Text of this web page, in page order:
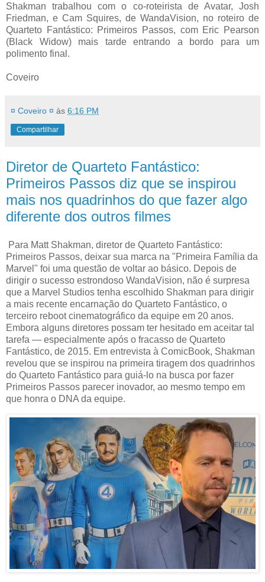
Shakman trabalhou com o co-roteirista de Avatar, Josh
Friedman, e Cam Squires, de WandaVision, no roteiro de
Quarteto Fantástico: Primeiros Passos, com Eric Pearson
(Black Widow) mais tarde entrando a bordo para um
polimento final.
Coveiro
¤ Coveiro ¤ às 6:16 PM
Compartilhar
Diretor de Quarteto Fantástico:
Primeiros Passos diz que se inspirou
mais nos quadrinhos do que fazer algo
diferente dos outros filmes
Para Matt Shakman, diretor de Quarteto Fantástico:
Primeiros Passos, deixar sua marca na "Primeira Família da
Marvel" foi uma questão de voltar ao básico. Depois de
dirigir o sucesso estrondoso WandaVision, não é surpresa
que a Marvel Studios tenha escolhido Shakman para dirigir
a mais recente encarnação do Quarteto Fantástico, o
terceiro reboot cinematográfico da equipe em 20 anos.
Embora alguns diretores possam ter hesitado em aceitar tal
tarefa — especialmente após o fracasso de Quarteto
Fantástico, de 2015. Em entrevista à ComicBook, Shakman
revelou que se inspirou na primeira tiragem dos quadrinhos
do Quarteto Fantástico para guiá-lo na busca por fazer
Primeiros Passos parecer inovador, ao mesmo tempo em
que honra o DNA da equipe.